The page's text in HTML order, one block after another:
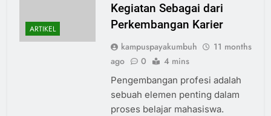
ARTIKEL
Kegiatan Sebagai dari
Perkembangan Karier
kampuspayakumbuh
11 months
ago
0 4 mins
Pengembangan profesi adalah
sebuah elemen penting dalam
proses belajar mahasiswa.